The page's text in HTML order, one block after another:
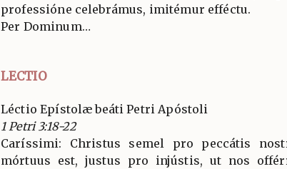
professióne celebrámus, imitémur efféctu.
Per Dominum…
LECTIO
Léctio Epístolæ beáti Petri Apóstoli
1 Petri 3:18-22
Caríssimi: Christus semel pro peccátis
mórtuus est, justus pro injústis, ut nos